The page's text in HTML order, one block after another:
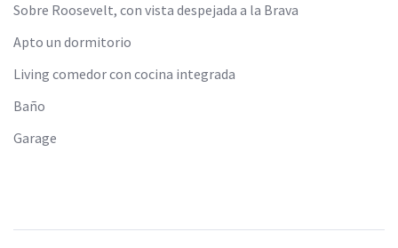
Sobre Roosevelt, con vista despejada a la Brava
Apto un dormitorio
Living comedor con cocina integrada
Baño
Garage